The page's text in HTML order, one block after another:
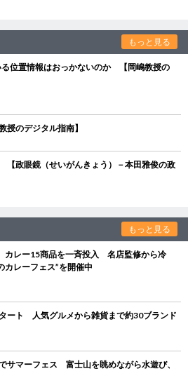
もっと見る
る位置情報はおっかないのか 【岡嶋教授の
のデジタル指南】
政眼鏡（せいがんきょう）－本田雅俊の政
もっと見る
カレー15商品を一斉投入 名店監修から冷
カレーフェス”を開催中
ート 人気グルメから雑貨まで約30ブランド
サマーフェス 富士山を眺めながら水遊び、